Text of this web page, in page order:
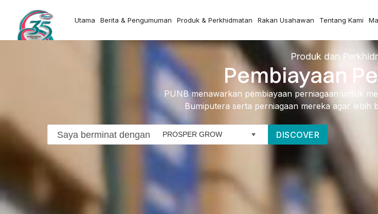
Utama Berita & Pengumuman Produk & Perkhidmatan Rakan Usahawan Tentang Kami
Produk dan
Pembiayaan
PUNB menawarkan pembiayaan perniagaan untuk
Bumiputera serta perniagaan mereka agar lebih
Saya berminat dengan DISCOVER